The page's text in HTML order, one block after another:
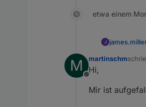
etwa einem
J
M
Offline
martinschm
Hi,
Mir ist